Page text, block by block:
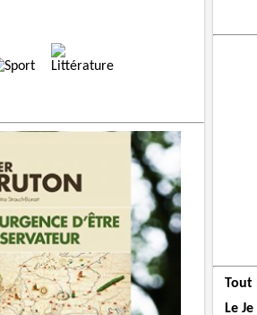
Tout
Le